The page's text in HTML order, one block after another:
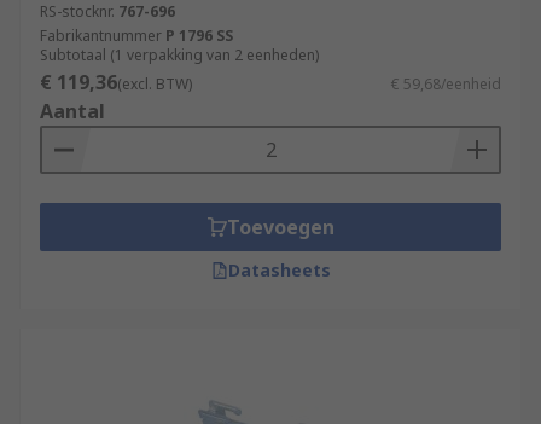
RS-stocknr. 767-696
Fabrikantnummer P 1796 SS
Subtotaal (1 verpakking van 2 eenheden)
€ 119,36(excl. BTW) € 59,68/eenheid
Aantal
Toevoegen
Datasheets